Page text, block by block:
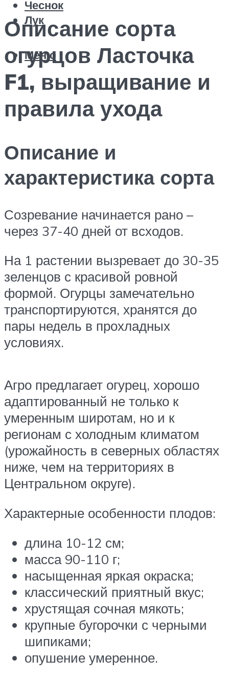
Чеснок
Лук
Меню
Описание сорта
огурцов Ласточка
F1, выращивание и
правила ухода
Описание и
характеристика сорта
Созревание начинается рано –
через 37-40 дней от всходов.
На 1 растении вызревает до 30-35
зеленцов с красивой ровной
формой. Огурцы замечательно
транспортируются, хранятся до
пары недель в прохладных
условиях.
Агро предлагает огурец, хорошо
адаптированный не только к
умеренным широтам, но и к
регионам с холодным климатом
(урожайность в северных областях
ниже, чем на территориях в
Центральном округе).
Характерные особенности плодов:
длина 10-12 см;
масса 90-110 г;
насыщенная яркая окраска;
классический приятный вкус;
хрустящая сочная мякоть;
крупные бугорочки с черными
шипиками;
опушение умеренное.